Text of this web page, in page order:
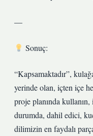
—
Sonuç:
“Kapsamaktadır”,
yerinde olan, içten içe
proje planında
durumda, dahil edici,
dilimizin en faydalı